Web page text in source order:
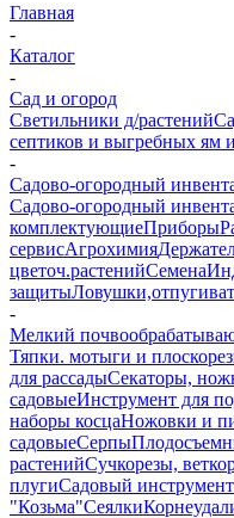
Главная
-
Каталог
-
Сад и огород
Светильники д/растений
септиков и выгребных ям
-
Садово-огородный
Садово-огородный
комплектующиеПриборы
сервисАгрохимия
цветоч.растенийСемена
защиты
-
Мелкий
Тяпки. мотыги и
для рассадыСекаторы,
садовыеИнструмент для
наборы косцаНожовки и
садовыеСерпы
растенийСучкорезы,
плугиСадовый
"Козьма"Сеялки